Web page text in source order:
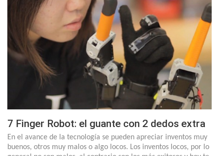
7 Finger Robot: el guante con 2 dedos extra
En el avance de la tecnología se pueden apreciar inventos muy
buenos, otros muy malos o algo locos. Los inventos locos, por lo